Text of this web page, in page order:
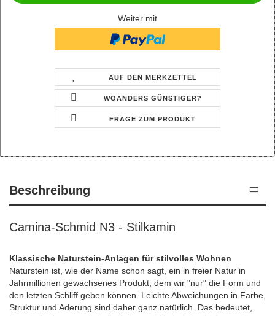
Weiter mit
AUF DEN MERKZETTEL
WOANDERS GÜNSTIGER?
FRAGE ZUM PRODUKT
Beschreibung
Camina-Schmid N3 - Stilkamin
Klassische Naturstein-Anlagen für stilvolles Wohnen
Naturstein ist, wie der Name schon sagt, ein in freier Natur in
Jahrmillionen gewachsenes Produkt, dem wir "nur" die Form und
den letzten Schliff geben können. Leichte Abweichungen in Farbe,
Struktur und Aderung sind daher ganz natürlich. Das bedeutet,